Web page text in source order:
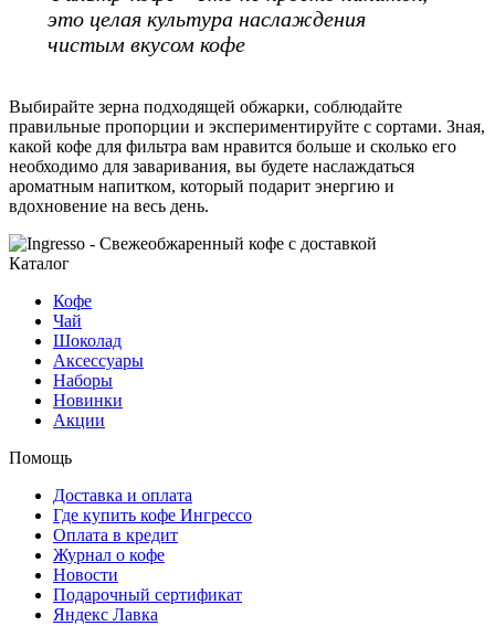
это целая культура наслаждения
чистым вкусом кофе
Выбирайте зерна подходящей обжарки, соблюдайте
правильные пропорции и экспериментируйте с сортами. Зная,
какой кофе для фильтра вам нравится больше и сколько его
необходимо для заваривания, вы будете наслаждаться
ароматным напитком, который подарит энергию и
вдохновение на весь день.
Каталог
Кофе
Чай
Шоколад
Аксессуары
Наборы
Новинки
Акции
Помощь
Доставка и оплата
Где купить кофе Ингрессо
Оплата в кредит
Журнал о кофе
Новости
Подарочный сертификат
Яндекс Лавка